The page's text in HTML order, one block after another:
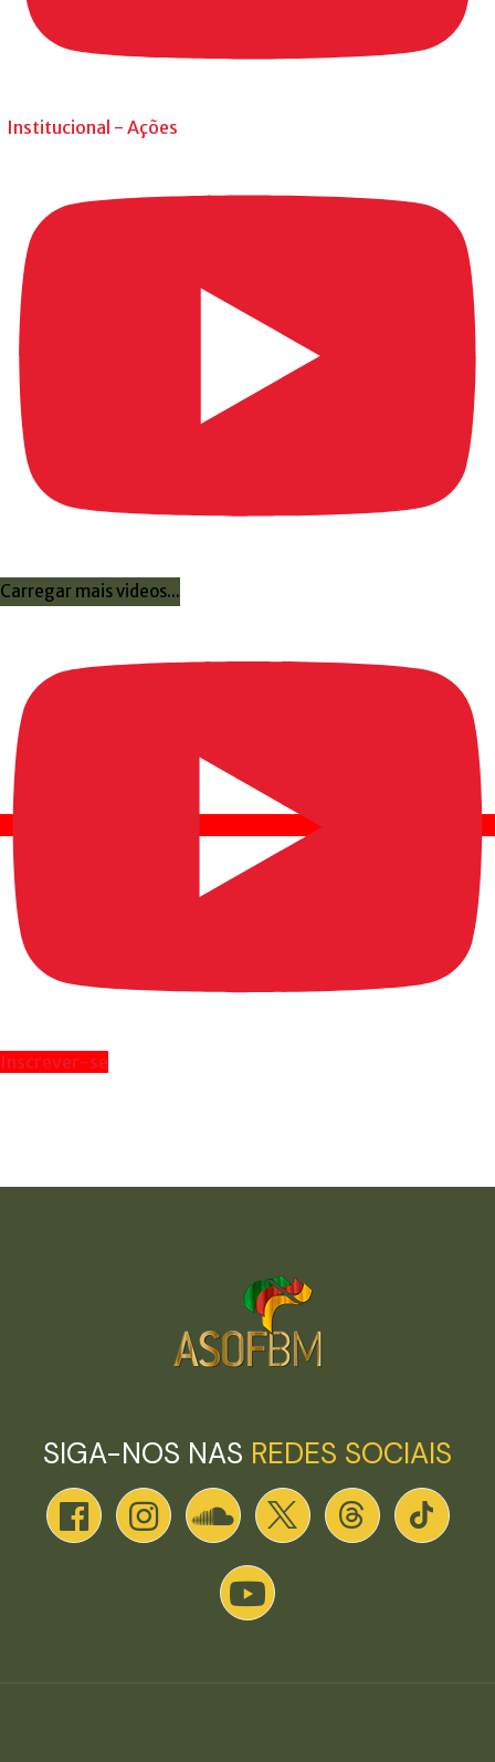
Institucional - Ações
Carregar mais videos...
Inscrever-se
SIGA-NOS NAS REDES SOCIAIS